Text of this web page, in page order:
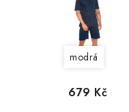
modrá
679 Kč